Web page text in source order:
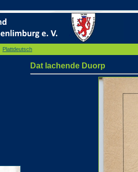
Plattdeutsch
Dat lachende Duorp